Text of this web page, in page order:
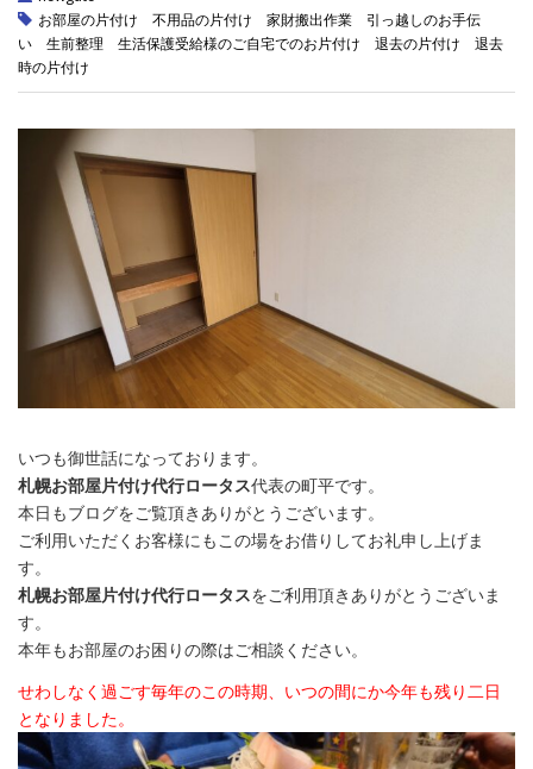
お部屋の片付け
不用品の片付け 家財搬出作業
引っ越しのお手伝
い
生前整理 生活保護受給様のご自宅でのお片付け 退去の片付け
退去
時の片付け
いつも御世話になっております。
札幌お部屋片付け代行ロータス代表の町平です。
本日もブログをご覧頂きありがとうございます。
ご利用いただくお客様にもこの場をお借りしてお礼申し上げま
す。
札幌お部屋片付け代行ロータスをご利用頂きありがとうございま
す。
本年もお部屋のお困りの際はご相談ください。
せわしなく過ごす毎年のこの時期、いつの間にか今年も残り二日
となりました。